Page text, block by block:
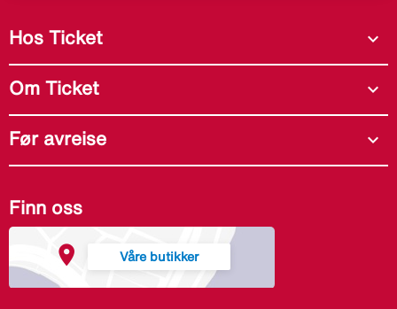
Hos Ticket expand_more
Om Ticket expand_more
Før avreise expand_more
Finn oss
Våre butikker